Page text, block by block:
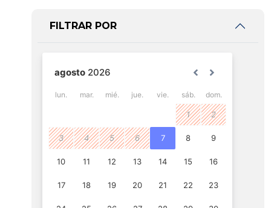
FILTRAR POR